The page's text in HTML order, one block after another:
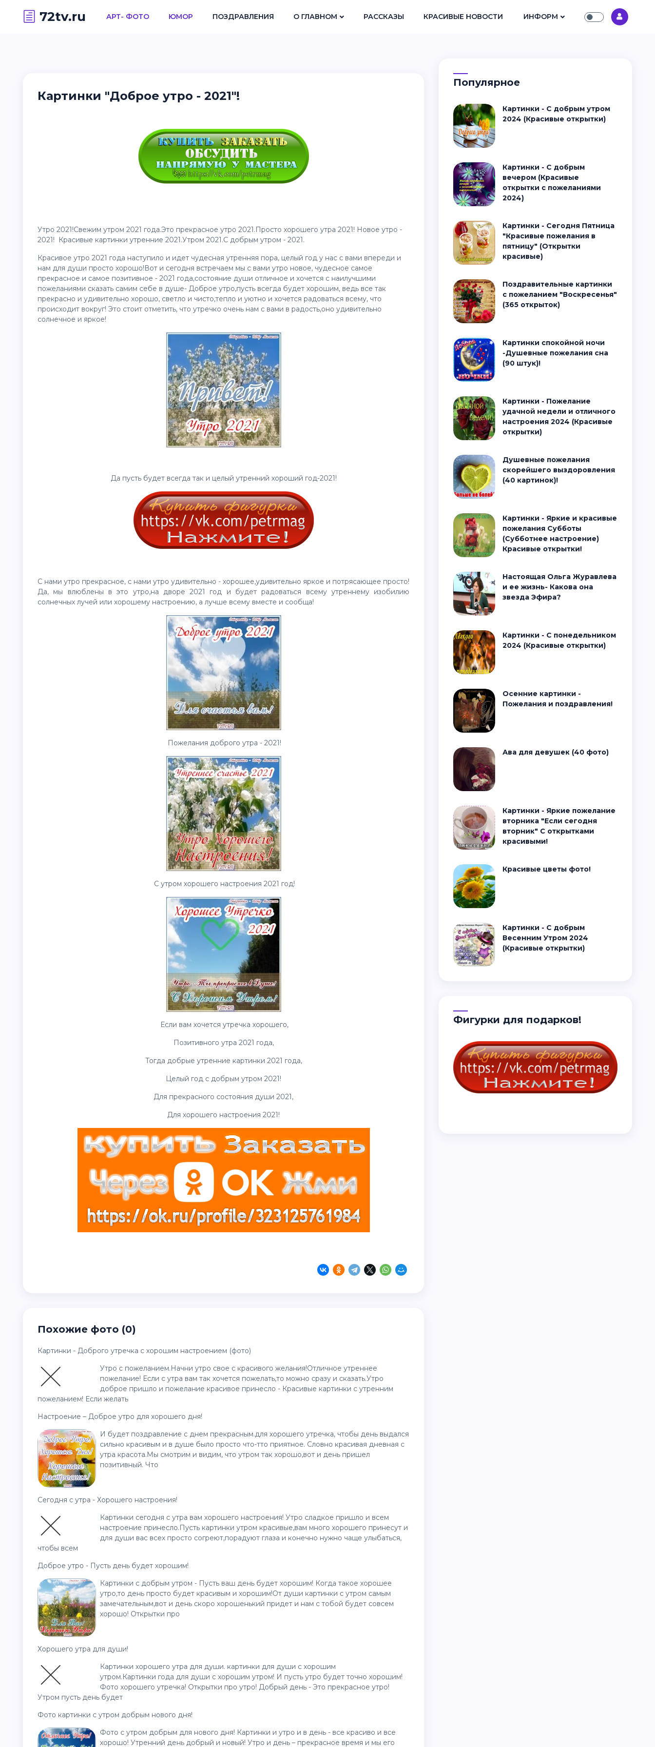
72tv.ru АРТ- ФОТО ЮМОР ПОЗДРАВЛЕНИЯ О ГЛАВНОМ РАССКАЗЫ КРАСИВЫЕ НОВОСТИ ИНФОРМ
Картинки "Доброе утро - 2021"!
Утро 2021!Свежим утром 2021 года.Это прекрасное утро 2021.Просто хорошего утра 2021! Новое утро -
2021! Красивые картинки утренние 2021.Утром 2021.С добрым утром - 2021.
Красивое утро 2021 года наступило и идет чудесная утренняя пора, целый год у нас с вами впереди и
нам для души просто хорошо!Вот и сегодня встречаем мы с вами утро новое, чудесное самое
прекрасное и самое позитивное - 2021 года,состояние души отличное и хочется с наилучшими
пожеланиями сказать самим себе в душе- Доброе утро,пусть всегда будет хорошим, ведь все так
прекрасно и удивительно хорошо, светло и чисто,тепло и уютно и хочется радоваться всему, что
происходит вокруг! Это стоит отметить, что утречко очень нам с вами в радость,оно удивительно
солнечное и яркое!
Да пусть будет всегда так и целый утренний хороший год-2021!
С нами утро прекрасное, с нами утро удивительно - хорошее,удивительно яркое и потрясающее просто!
Да, мы влюблены в это утро,на дворе 2021 год и будет радоваться всему утреннему изобилию
солнечных лучей или хорошему настроению, а лучше всему вместе и сообща!
Пожелания доброго утра - 2021!
С утром хорошего настроения 2021 год!
Если вам хочется утречка хорошего,
Позитивного утра 2021 года,
Тогда добрые утренние картинки 2021 года,
Целый год с добрым утром 2021!
Для прекрасного состояния души 2021,
Для хорошего настроения 2021!
Похожие фото (0)
Картинки - Доброго утречка с хорошим настроением (фото)
Утро с пожеланием.Начни утро свое с красивого желания!Отличное утреннее
пожелание! Если с утра вам так хочется пожелать,то можно сразу и сказать.Утро
доброе пришло и пожелание красивое принесло - Красивые картинки с утренним
пожеланием! Если желать
Настроение – Доброе утро для хорошего дня!
И будет поздравление с днем прекрасным.для хорошего утречка, чтобы день выдался
сильно красивым и в душе было просто что-тто приятное. Словно красивая дневная с
утра красота.Мы смотрим и видим, что утром так хорошо,вот и день пришел
позитивный. Что
Сегодня с утра - Хорошего настроения!
Картинки сегодня с утра вам хорошего настроения! Утро сладкое пришло и всем
настроение принесло.Пусть картинки утром красивые,вам много хорошего принесут и
для души вас всех просто согреют,порадуют глаза и конечно нужно чаще улыбаться,
чтобы всем
Доброе утро - Пусть день будет хорошим!
Картинки с добрым утром - Пусть ваш день будет хорошим! Когда такое хорошее
утро,то день просто будет красивым и хорошим!От души картинки с утром самым
замечательным,вот и день скоро хорошенький придет и нам с тобой будет совсем
хорошо! Открытки про
Хорошего утра для души!
Картинки хорошего утра для души. картинки для души с хорошим
утром.Картинки года для души с хорошим утром! И пусть утро будет точно хорошим!
Фото хорошего утречка! Открытки про утро! Добрый день - Это прекрасное утро!
Утром пусть день будет
Фото картинки с утром добрым нового дня!
Фото с утром добрым для нового дня! Картинки и утро и в день - все красиво и все
хорошо! Утренний день добрый и новый! Утро и день – прекрасное время и мы его
Популярное
Картинки - С добрым утром
2024 (Красивые открытки)
Картинки - С добрым
вечером (Красивые
открытки с пожеланиями
2024)
Картинки - Сегодня Пятница
"Красивые пожелания в
пятницу" (Открытки
красивые)
Поздравительные картинки
с пожеланием "Воскресенья"
(365 открыток)
Картинки спокойной ночи
-Душевные пожелания сна
(90 штук)!
Картинки - Пожелание
удачной недели и отличного
настроения 2024 (Красивые
открытки)
Душевные пожелания
скорейшего выздоровления
(40 картинок)!
Картинки - Яркие и красивые
пожелания Субботы
(Субботнее настроение)
Красивые открытки!
Настоящая Ольга Журавлева
и ее жизнь- Какова она
звезда Эфира?
Картинки - С понедельником
2024 (Красивые открытки)
Осенние картинки -
Пожелания и поздравления!
Ава для девушек (40 фото)
Картинки - Яркие пожелание
вторника "Если сегодня
вторник" С открытками
красивыми!
Красивые цветы фото!
Картинки - С добрым
Весенним Утром 2024
(Красивые открытки)
Фигурки для подарков!